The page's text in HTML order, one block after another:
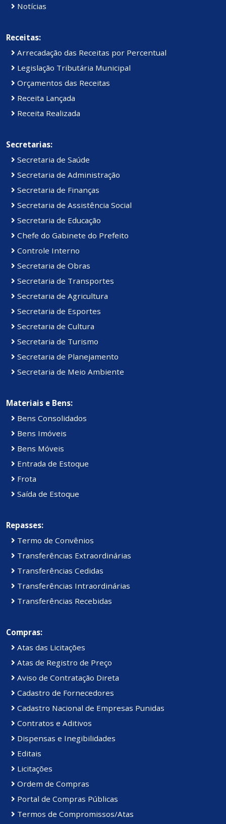
Notícias
Receitas:
Arrecadação das Receitas por Percentual
Legislação Tributária Municipal
Orçamentos das Receitas
Receita Lançada
Receita Realizada
Secretarias:
Secretaria de Saúde
Secretaria de Administração
Secretaria de Finanças
Secretaria de Assistência Social
Secretaria de Educação
Chefe do Gabinete do Prefeito
Controle Interno
Secretaria de Obras
Secretaria de Transportes
Secretaria de Agricultura
Secretaria de Esportes
Secretaria de Cultura
Secretaria de Turismo
Secretaria de Planejamento
Secretaria de Meio Ambiente
Materiais e Bens:
Bens Consolidados
Bens Imóveis
Bens Móveis
Entrada de Estoque
Frota
Saída de Estoque
Repasses:
Termo de Convênios
Transferências Extraordinárias
Transferências Cedidas
Transferências Intraordinárias
Transferências Recebidas
Compras:
Atas das Licitações
Atas de Registro de Preço
Aviso de Contratação Direta
Cadastro de Fornecedores
Cadastro Nacional de Empresas Punidas
Contratos e Aditivos
Dispensas e Inegibilidades
Editais
Licitações
Ordem de Compras
Portal de Compras Públicas
Termos de Compromissos/Atas